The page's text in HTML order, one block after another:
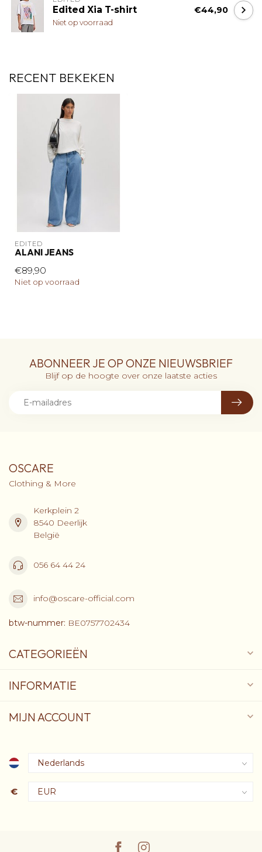
Edited Xia T-shirt
Niet op voorraad
€44,90
RECENT BEKEKEN
EDITED
ALANI JEANS
€89,90
Niet op voorraad
ABONNEER JE OP ONZE NIEUWSBRIEF
Blijf op de hoogte over onze laatste acties
OSCARE
Clothing & More
Kerkplein 2
8540 Deerlijk
België
056 64 44 24
info@oscare-official.com
btw-nummer: BE0757702434
CATEGORIEËN
INFORMATIE
MIJN ACCOUNT
€